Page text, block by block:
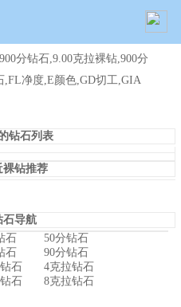
分钻石,9.00克拉裸钻,900分
,FL净度,E颜色,GD切工,GIA
钻石列表
裸钻推荐
石导航
石
50分钻石
石
90分钻石
石
4克拉钻石
石
8克拉钻石